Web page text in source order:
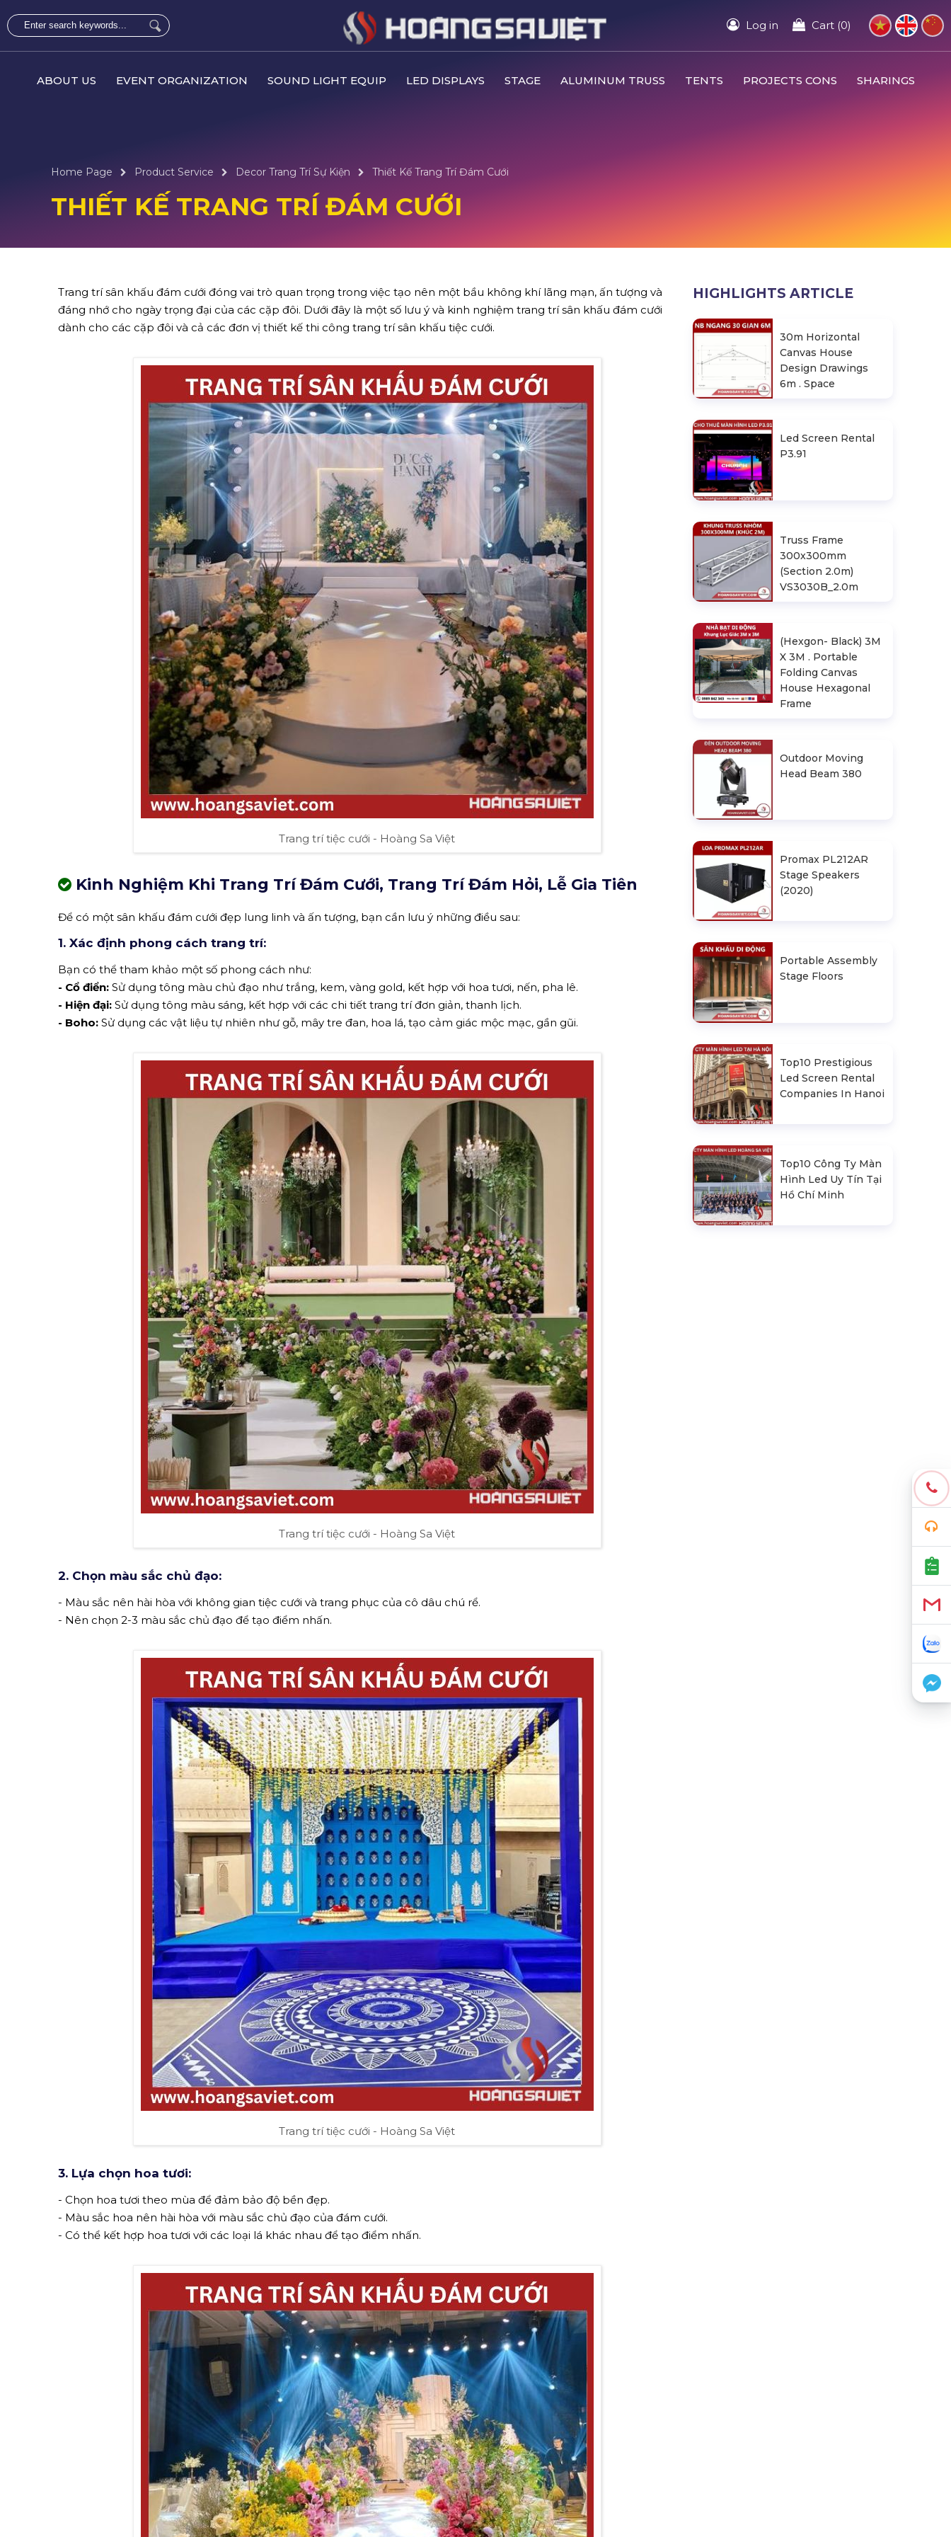
Log in Cart (0)
ABOUT US EVENT ORGANIZATION SOUND LIGHT EQUIP LED DISPLAYS STAGE ALUMINUM TRUSS TENTS PROJECTS CONS SHARINGS
Home Page Product Service Decor Trang Trí Sự Kiện Thiết Kế Trang Trí Đám Cưới
THIẾT KẾ TRANG TRÍ ĐÁM CƯỚI
Trang trí sân khấu đám cưới đóng vai trò quan trọng trong việc tạo nên một bầu không khí lãng mạn, ấn tượng và
đáng nhớ cho ngày trọng đại của các cặp đôi. Dưới đây là một số lưu ý và kinh nghiệm trang trí sân khấu đám cưới
dành cho các cặp đôi và cả các đơn vị thiết kế thi công trang trí sân khấu tiệc cưới.
Trang trí tiệc cưới - Hoàng Sa Việt
Kinh Nghiệm Khi Trang Trí Đám Cưới, Trang Trí Đám Hỏi, Lễ Gia Tiên
Để có một sân khấu đám cưới đẹp lung linh và ấn tượng, bạn cần lưu ý những điều sau:
1. Xác định phong cách trang trí:
Bạn có thể tham khảo một số phong cách như:
- Cổ điển: Sử dụng tông màu chủ đạo như trắng, kem, vàng gold, kết hợp với hoa tươi, nến, pha lê.
- Hiện đại: Sử dụng tông màu sáng, kết hợp với các chi tiết trang trí đơn giản, thanh lịch.
- Boho: Sử dụng các vật liệu tự nhiên như gỗ, mây tre đan, hoa lá, tạo cảm giác mộc mạc, gần gũi.
Trang trí tiệc cưới - Hoàng Sa Việt
2. Chọn màu sắc chủ đạo:
- Màu sắc nên hài hòa với không gian tiệc cưới và trang phục của cô dâu chú rể.
- Nên chọn 2-3 màu sắc chủ đạo để tạo điểm nhấn.
Trang trí tiệc cưới - Hoàng Sa Việt
3. Lựa chọn hoa tươi:
- Chọn hoa tươi theo mùa để đảm bảo độ bền đẹp.
- Màu sắc hoa nên hài hòa với màu sắc chủ đạo của đám cưới.
- Có thể kết hợp hoa tươi với các loại lá khác nhau để tạo điểm nhấn.
HIGHLIGHTS ARTICLE
30m Horizontal
Canvas House
Design Drawings
6m . Space
Led Screen Rental
P3.91
Truss Frame
300x300mm
(Section 2.0m)
VS3030B_2.0m
(Hexgon- Black) 3M
X 3M . Portable
Folding Canvas
House Hexagonal
Frame
Outdoor Moving
Head Beam 380
Promax PL212AR
Stage Speakers
(2020)
Portable Assembly
Stage Floors
Top10 Prestigious
Led Screen Rental
Companies In Hanoi
Top10 Công Ty Màn
Hình Led Uy Tín Tại
Hồ Chí Minh